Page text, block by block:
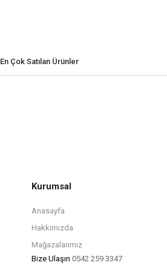
En Çok Satılan Ürünler
Kurumsal
Anasayfa
Hakkımızda
Mağazalarımız
Bize Ulaşın 0542 259 3347